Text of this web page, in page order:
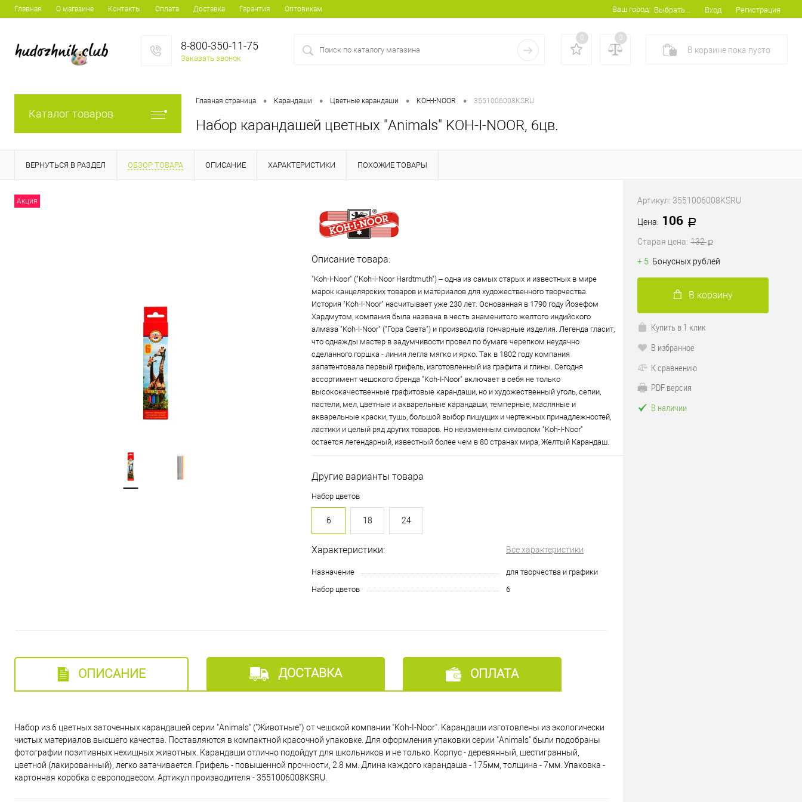
Главная О магазине Контакты Оплата Доставка Гарантия Оптовикам Ваш город: Выбрать... Вход Регистрация
8-800-350-11-75
Заказать звонок
0 0
В корзине пока пусто
Каталог товаров
Главная страница • Карандаши • Цветные карандаши • KOH-I-NOOR • 3551006008KSRU
Набор карандашей цветных "Animals" KOH-I-NOOR, 6цв.
ВЕРНУТЬСЯ В РАЗДЕЛ ОБЗОР ТОВАРА ОПИСАНИЕ ХАРАКТЕРИСТИКИ ПОХОЖИЕ ТОВАРЫ
Акция
Описание товара:
"Koh-I-Noor" ("Koh-i-Noor Hardtmuth") – одна из самых старых и известных в мире
марок канцелярских товаров и материалов для художественного творчества.
История "Koh-I-Noor" насчитывает уже 230 лет. Основанная в 1790 году Йозефом
Хардмутом, компания была названа в честь знаменитого желтого индийского
алмаза "Koh-I-Noor" ("Гора Света") и производила гончарные изделия. Легенда гласит,
что однажды мастер в задумчивости провел по бумаге черепком неудачно
сделанного горшка - линия легла мягко и ярко. Так в 1802 году компания
запатентовала первый грифель, изготовленный из графита и глины. Сегодня
ассортимент чешского бренда "Koh-I-Noor" включает в себя не только
высококачественные графитовые карандаши, но и художественный уголь, сепии,
пастели, мел, цветные и акварельные карандаши, темперные, масляные и
акварельные краски, тушь, большой выбор пишущих и чертежных принадлежностей,
ластики и целый ряд других товаров. Но неизменным символом "Koh-I-Noor"
остается легендарный, известный более чем в 80 странах мира, Желтый Карандаш.
Другие варианты товара
Набор цветов
6 18 24
Характеристики: Все характеристики
Назначение
для творчества и графики
Набор цветов
6
ОПИСАНИЕ ДОСТАВКА ОПЛАТА
Набор из 6 цветных заточенных карандашей серии "Animals" ("Животные") от чешской компании "Koh-I-Noor". Карандаши изготовлены из экологически
чистых материалов высшего качества. Поставляются в компактной красочной упаковке. Для оформления упаковки серии "Animals" были подобраны
фотографии позитивных нехищных животных. Карандаши отлично подойдут для школьников и не только. Корпус - деревянный, шестигранный,
цветной (лакированный), легко затачивается. Грифель - повышенной прочности, 2.8 мм. Длина каждого карандаша - 175мм, толщина - 7мм. Упаковка -
картонная коробка c европодвесом. Артикул производителя - 3551006008KSRU.
Артикул: 3551006008KSRU
Цена: 106
Старая цена: 132
+ 5 Бонусных рублей
В корзину
Купить в 1 клик
В избранное
К сравнению
PDF версия
В наличии